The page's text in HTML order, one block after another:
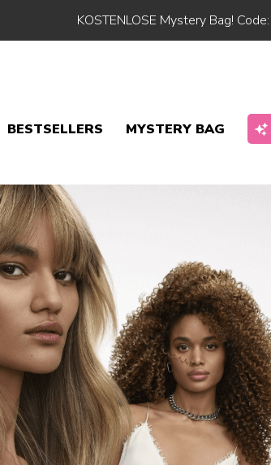
KOSTENLOSE Mystery Bag!
BESTSELLERS MYSTERY BAG